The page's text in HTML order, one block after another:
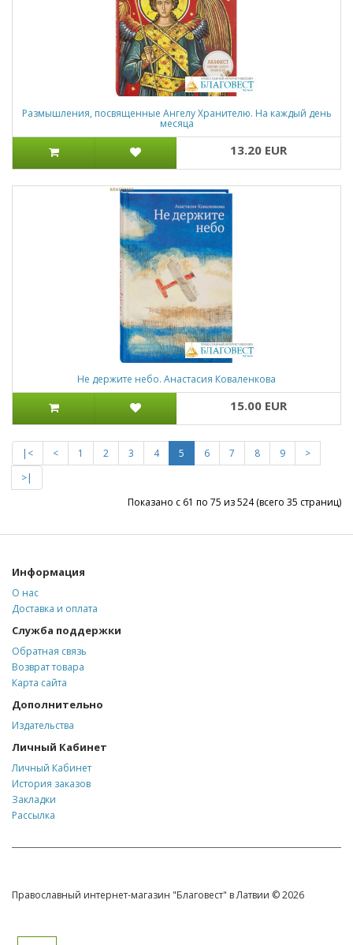
Размышления, посвященные Ангелу Хранителю. На каждый день
месяца
13.20 EUR
Не держите небо. Анастасия Коваленкова
15.00 EUR
|< < 1 2 3 4 5 6 7 8 9
>
>|
Показано с 61 по 75 из 524 (всего 35 страниц)
Информация
О нас
Доставка и оплата
Служба поддержки
Обратная связь
Возврат товара
Карта сайта
Дополнительно
Издательства
Личный Кабинет
Личный Кабинет
История заказов
Закладки
Рассылка
Православный интернет-магазин "Благовест" в Латвии © 2026